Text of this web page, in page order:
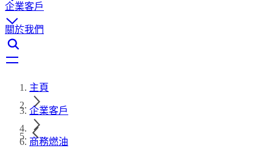
企業客戶
關於我們
主頁
企業客戶
商務燃油